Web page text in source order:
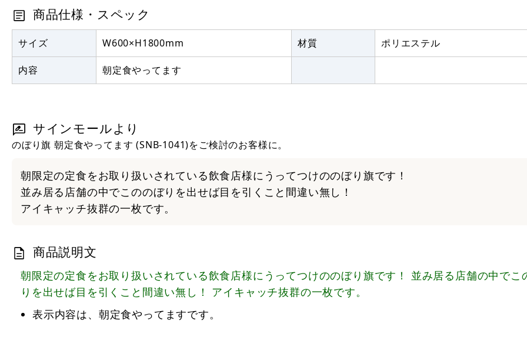
商品仕様・スペック
サイズ W600×H1800mm 材質 ポリエステル
内容 朝定食やってます
サインモールより
のぼり旗 朝定食やってます (SNB-1041)をご検討のお客様に。
朝限定の定食をお取り扱いされている飲食店様にうってつけののぼり旗です！
並み居る店舗の中でこののぼりを出せば目を引くこと間違い無し！
アイキャッチ抜群の一枚です。
商品説明文
朝限定の定食をお取り扱いされている飲食店様にうってつけののぼり旗です！ 並み居る店舗の中でこ
りを出せば目を引くこと間違い無し！ アイキャッチ抜群の一枚です。
表示内容は、朝定食やってますです。